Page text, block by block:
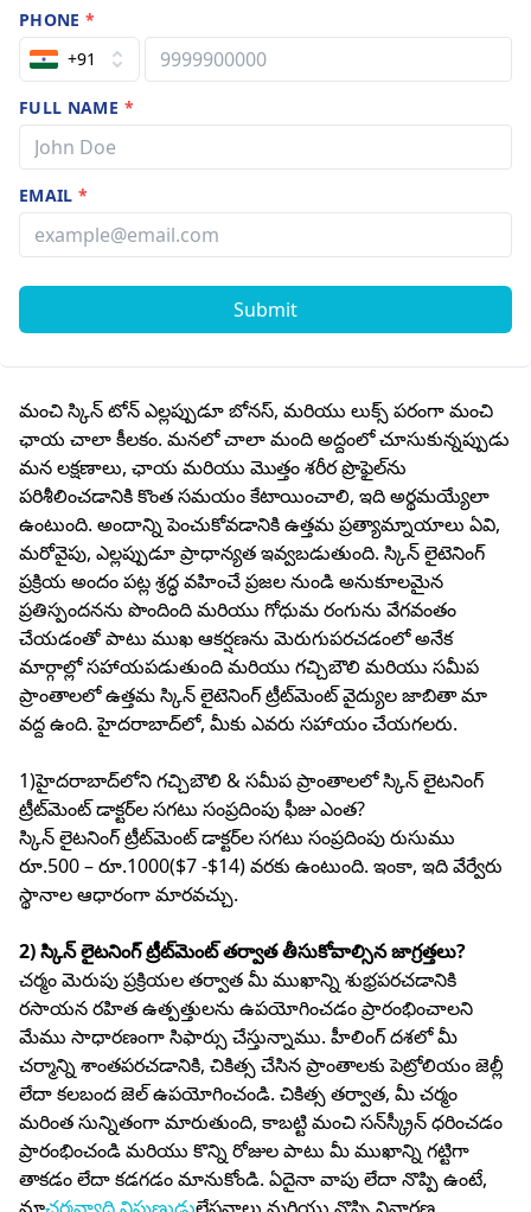
PHONE*
+91
FULL NAME *
EMAIL*
Submit
మంచి స్కిన్ టోన్ ఎల్లప్పుడూ బోనస్, మరియు లుక్స్ పరంగా మంచి
ఛాయ చాలా కీలకం. మనలో చాలా మంది అద్దంలో చూసుకున్నప్పుడు
మన లక్షణాలు, ఛాయ మరియు మొత్తం శరీర ప్రొఫైల్‌ను
పరిశీలించడానికి కొంత సమయం కేటాయించాలి, ఇది అర్థమయ్యేలా
ఉంటుంది. అందాన్ని పెంచుకోవడానికి ఉత్తమ ప్రత్యామ్నాయాలు ఏవి,
మరోవైపు, ఎల్లప్పుడూ ప్రాధాన్యత ఇవ్వబడుతుంది. స్కిన్ లైటెనింగ్
ప్రక్రియ అందం పట్ల శ్రద్ధ వహించే ప్రజల నుండి అనుకూలమైన
ప్రతిస్పందనను పొందింది మరియు గోధుమ రంగును వేగవంతం
చేయడంతో పాటు ముఖ ఆకర్షణను మెరుగుపరచడంలో అనేక
మార్గాల్లో సహాయపడుతుంది మరియు గచ్చిబౌలి మరియు సమీప
ప్రాంతాలలో ఉత్తమ స్కిన్ లైటెనింగ్ ట్రీట్‌మెంట్ వైద్యుల జాబితా మా
వద్ద ఉంది. హైదరాబాద్‌లో, మీకు ఎవరు సహాయం చేయగలరు.
1)హైదరాబాద్‌లోని గచ్చిబౌలి & సమీప ప్రాంతాలలో స్కిన్ లైటనింగ్
ట్రీట్‌మెంట్ డాక్టర్‌ల సగటు సంప్రదింపు ఫీజు ఎంత?
స్కిన్ లైటనింగ్ ట్రీట్‌మెంట్ డాక్టర్‌ల సగటు సంప్రదింపు రుసుము
రూ.500 – రూ.1000($7 -$14) వరకు ఉంటుంది. ఇంకా, ఇది వేర్వేరు
స్థానాల ఆధారంగా మారవచ్చు.
2) స్కిన్ లైటనింగ్ ట్రీట్‌మెంట్ తర్వాత తీసుకోవాల్సిన జాగ్రత్తలు?
చర్మం మెరుపు ప్రక్రియల తర్వాత మీ ముఖాన్ని శుభ్రపరచడానికి
రసాయన రహిత ఉత్పత్తులను ఉపయోగించడం ప్రారంభించాలని
మేము సాధారణంగా సిఫార్సు చేస్తున్నాము. హీలింగ్ దశలో మీ
చర్మాన్ని శాంతపరచడానికి, చికిత్స చేసిన ప్రాంతాలకు పెట్రోలియం జెల్లీ
లేదా కలబంద జెల్ ఉపయోగించండి. చికిత్స తర్వాత, మీ చర్మం
మరింత సున్నితంగా మారుతుంది, కాబట్టి మంచి సన్‌స్క్రీన్ ధరించడం
ప్రారంభించండి మరియు కొన్ని రోజుల పాటు మీ ముఖాన్ని గట్టిగా
తాకడం లేదా కడగడం మానుకోండి. ఏదైనా వాపు లేదా నొప్పి ఉంటే,